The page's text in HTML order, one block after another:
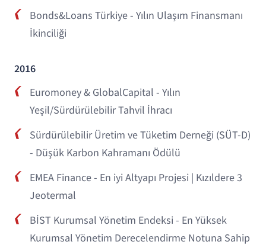
Bonds&Loans Türkiye - Yılın Ulaşım Finansmanı
İkinciliği
2016
Euromoney & GlobalCapital - Yılın
Yeşil/Sürdürülebilir Tahvil İhracı
Sürdürülebilir Üretim ve Tüketim Derneği (SÜT-D)
- Düşük Karbon Kahramanı Ödülü
EMEA Finance - En iyi Altyapı Projesi | Kızıldere 3
Jeotermal
BİST Kurumsal Yönetim Endeksi - En Yüksek
Kurumsal Yönetim Derecelendirme Notuna Sahip